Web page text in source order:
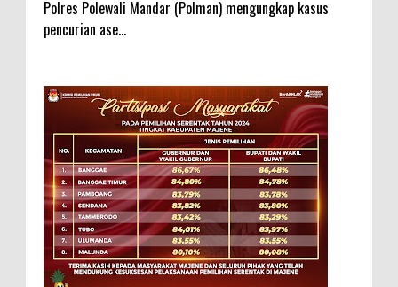
Polres Polewali Mandar (Polman) mengungkap kasus
pencurian ase...